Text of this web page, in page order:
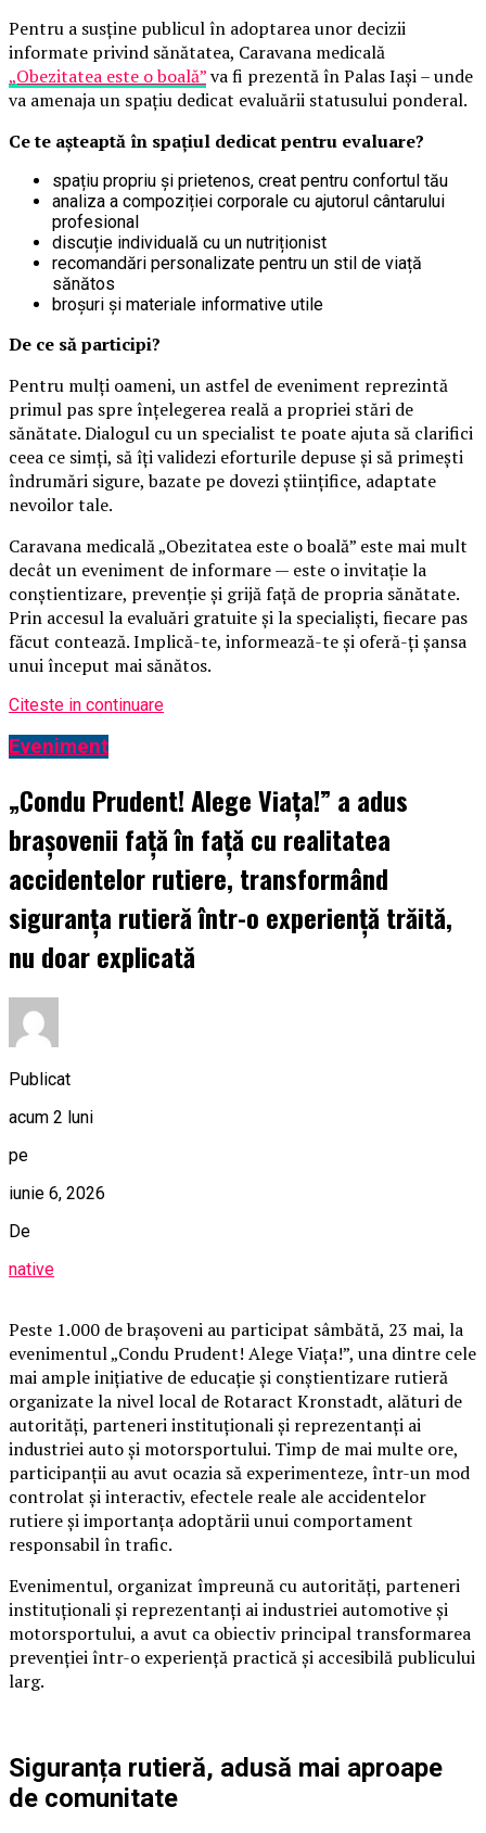
Pentru a susține publicul în adoptarea unor decizii
informate privind sănătatea, Caravana medicală
„Obezitatea este o boală”va fi prezentă în Palas Iași – unde
va amenaja un spațiu dedicat evaluării statusului ponderal.
Ce te așteaptă în spațiul dedicat pentru evaluare?
spațiu propriu și prietenos, creat pentru confortul tău
analiza a compoziției corporale cu ajutorul cântarului
profesional
discuție individuală cu un nutriționist
recomandări personalizate pentru un stil de viață
sănătos
broșuri și materiale informative utile
De ce să participi?
Pentru mulți oameni, un astfel de eveniment reprezintă
primul pas spre înțelegerea reală a propriei stări de
sănătate. Dialogul cu un specialist te poate ajuta să clarifici
ceea ce simți, să îți validezi eforturile depuse și să primești
îndrumări sigure, bazate pe dovezi științifice, adaptate
nevoilor tale.
Caravana medicală „Obezitatea este o boală” este mai mult
decât un eveniment de informare — este o invitație la
conștientizare, prevenție și grijă față de propria sănătate.
Prin accesul la evaluări gratuite și la specialiști, fiecare pas
făcut contează. Implică-te, informează-te și oferă-ți șansa
unui început mai sănătos.
Citeste in continuare
Eveniment
„Condu Prudent! Alege Viața!” a adus
brașovenii față în față cu realitatea
accidentelor rutiere, transformând
siguranța rutieră într-o experiență trăită,
nu doar explicată
Publicat
acum 2 luni
pe
iunie 6, 2026
De
native
Peste 1.000 de brașoveni au participat sâmbătă, 23 mai, la
evenimentul „Condu Prudent! Alege Viața!”, una dintre cele
mai ample inițiative de educație și conștientizare rutieră
organizate la nivel local de Rotaract Kronstadt, alături de
autorități, parteneri instituționali și reprezentanți ai
industriei auto și motorsportului. Timp de mai multe ore,
participanții au avut ocazia să experimenteze, într-un mod
controlat și interactiv, efectele reale ale accidentelor
rutiere și importanța adoptării unui comportament
responsabil în trafic.
Evenimentul, organizat împreună cu autorități, parteneri
instituționali și reprezentanți ai industriei automotive și
motorsportului, a avut ca obiectiv principal transformarea
prevenției într-o experiență practică și accesibilă publicului
larg.
Siguranța rutieră, adusă mai aproape
de comunitate